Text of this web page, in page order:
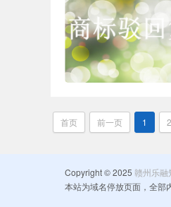
首页 前一页 1 2
Copyright © 2025 赣州乐融
本站为域名停放页面，全部